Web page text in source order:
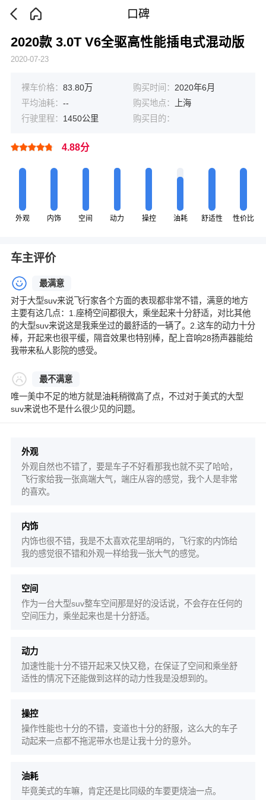
口碑
2020款 3.0T V6全驱高性能插电式混动版
2020-07-23
裸车价格： 83.80万 购买时间： 2020年6月
平均油耗： -- 购买地点：
上海
行驶里程： 1450公里 购买目的：
4.88分
外观 内饰 空间 动力 操控 油耗 舒适性 性价比
车主评价
最满意
对于大型suv来说飞行家各个方面的表现都非常不错，满意的地方
主要有这几点：1.座椅空间都很大，乘坐起来十分舒适，对比其他
的大型suv来说这是我乘坐过的最舒适的一辆了。2.这车的动力十分
棒，开起来也很平缓，隔音效果也特别棒，配上音响28扬声器能给
我带来私人影院的感受。
最不满意
唯一美中不足的地方就是油耗稍微高了点，不过对于美式的大型
suv来说也不是什么很少见的问题。
外观
外观自然也不错了，要是车子不好看那我也就不买了哈哈，
飞行家给我一张高端大气，端庄从容的感觉，我个人是非常
的喜欢。
内饰
内饰也很不错，我是不太喜欢花里胡哨的，飞行家的内饰给
我的感觉很不错和外观一样给我一张大气的感觉。
空间
作为一台大型suv整车空间那是好的没话说，不会存在任何的
空间压力，乘坐起来也是十分舒适。
动力
加速性能十分不错开起来又快又稳，在保证了空间和乘坐舒
适性的情况下还能做到这样的动力性我是没想到的。
操控
操作性能也十分的不错，变道也十分的舒服，这么大的车子
动起来一点都不拖泥带水也是让我十分的意外。
油耗
毕竟美式的车嘛，肯定还是比同级的车要更烧油一点。